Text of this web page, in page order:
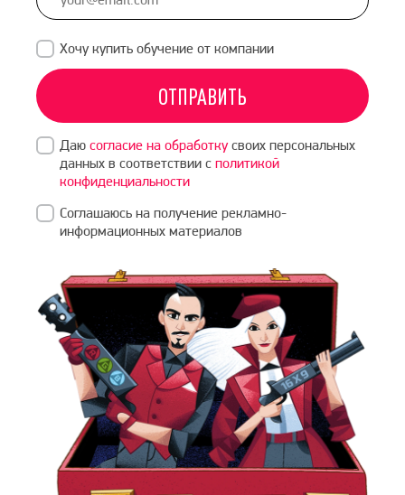
Хочу купить обучение от компании
ОТПРАВИТЬ
Даю согласие на обработкусвоих персональных
данных в соответствии с политикой
конфиденциальности
Соглашаюсь на получение рекламно-
информационных материалов